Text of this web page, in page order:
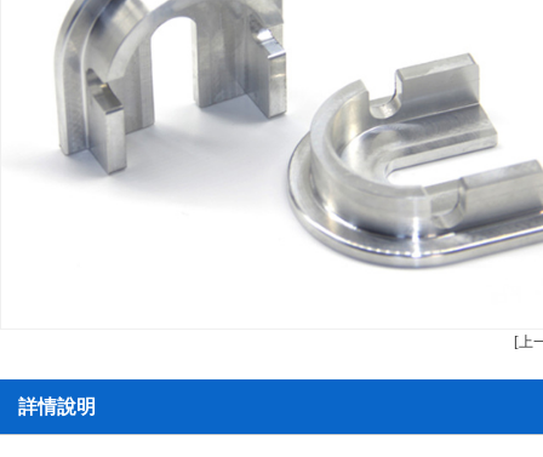
銅件CNC加工
[上
詳情說明